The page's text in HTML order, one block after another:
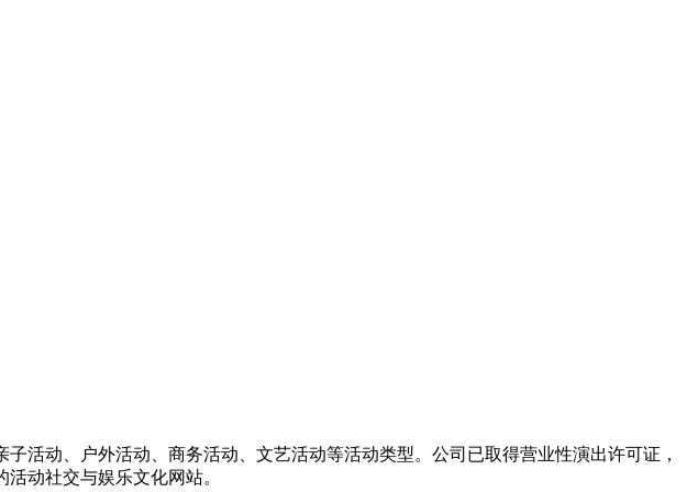
活动、户外活动、商务活动、文艺活动等活动类型。公司已取得营业性演出许可证，
动社交与娱乐文化网站。